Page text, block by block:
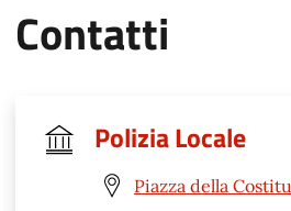
Contatti
Polizia Locale
Piazza della